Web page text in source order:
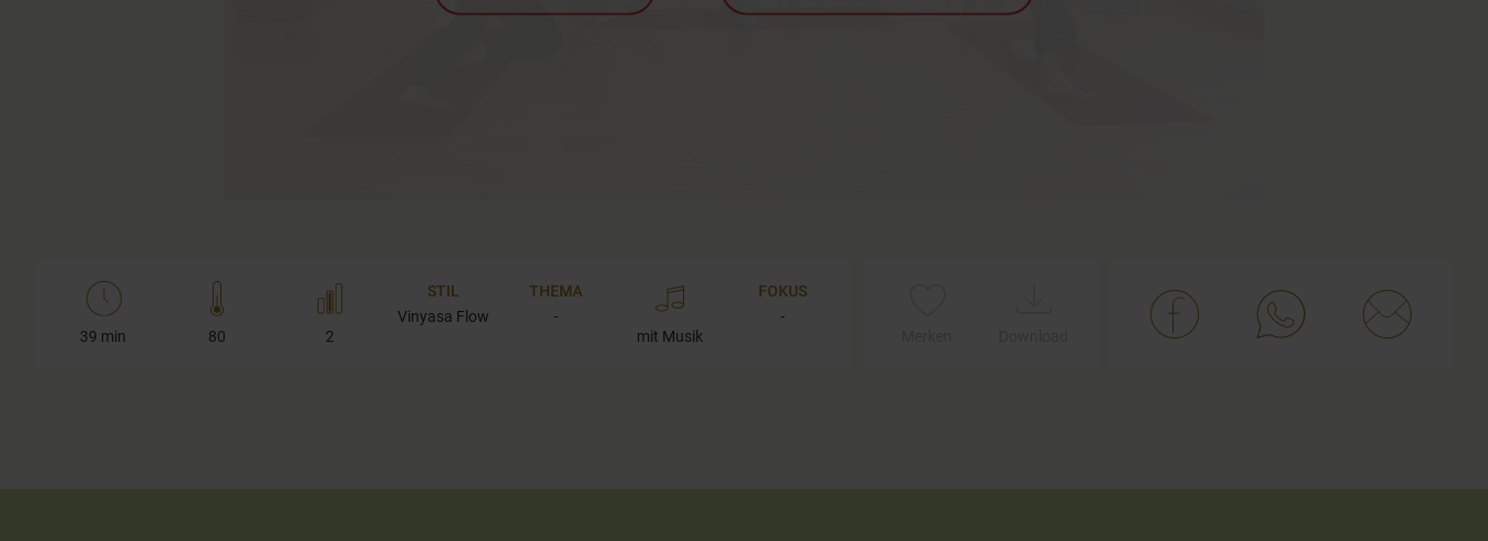
39 min 80 2
STIL
Vinyasa Flow
THEMA
-
mit Musik
FOKUS
-